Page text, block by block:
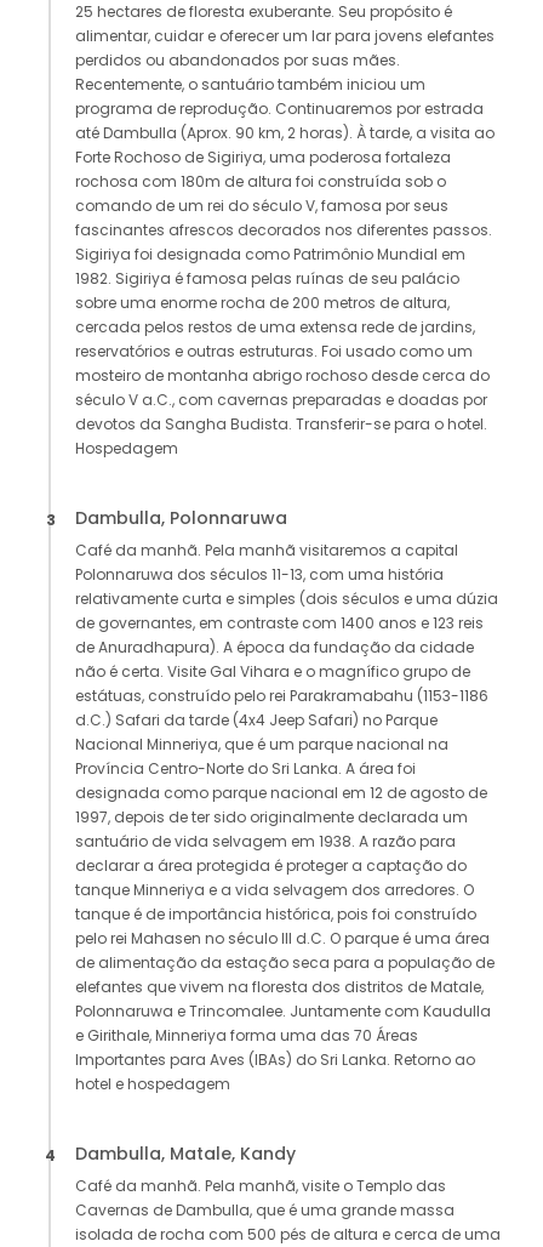
25 hectares de floresta exuberante. Seu propósito é
alimentar, cuidar e oferecer um lar para jovens elefantes
perdidos ou abandonados por suas mães.
Recentemente, o santuário também iniciou um
programa de reprodução. Continuaremos por estrada
até Dambulla (Aprox. 90 km, 2 horas). À tarde, a visita ao
Forte Rochoso de Sigiriya, uma poderosa fortaleza
rochosa com 180m de altura foi construída sob o
comando de um rei do século V, famosa por seus
fascinantes afrescos decorados nos diferentes passos.
Sigiriya foi designada como Patrimônio Mundial em
1982. Sigiriya é famosa pelas ruínas de seu palácio
sobre uma enorme rocha de 200 metros de altura,
cercada pelos restos de uma extensa rede de jardins,
reservatórios e outras estruturas. Foi usado como um
mosteiro de montanha abrigo rochoso desde cerca do
século V a.C., com cavernas preparadas e doadas por
devotos da Sangha Budista. Transferir-se para o hotel.
Hospedagem
3 Dambulla, Polonnaruwa
Café da manhã. Pela manhã visitaremos a capital
Polonnaruwa dos séculos 11-13, com uma história
relativamente curta e simples (dois séculos e uma dúzia
de governantes, em contraste com 1400 anos e 123 reis
de Anuradhapura). A época da fundação da cidade
não é certa. Visite Gal Vihara e o magnífico grupo de
estátuas, construído pelo rei Parakramabahu (1153-1186
d.C.) Safari da tarde (4x4 Jeep Safari) no Parque
Nacional Minneriya, que é um parque nacional na
Província Centro-Norte do Sri Lanka. A área foi
designada como parque nacional em 12 de agosto de
1997, depois de ter sido originalmente declarada um
santuário de vida selvagem em 1938. A razão para
declarar a área protegida é proteger a captação do
tanque Minneriya e a vida selvagem dos arredores. O
tanque é de importância histórica, pois foi construído
pelo rei Mahasen no século III d.C. O parque é uma área
de alimentação da estação seca para a população de
elefantes que vivem na floresta dos distritos de Matale,
Polonnaruwa e Trincomalee. Juntamente com Kaudulla
e Girithale, Minneriya forma uma das 70 Áreas
Importantes para Aves (IBAs) do Sri Lanka. Retorno ao
hotel e hospedagem
4 Dambulla, Matale, Kandy
Café da manhã. Pela manhã, visite o Templo das
Cavernas de Dambulla, que é uma grande massa
isolada de rocha com 500 pés de altura e cerca de uma